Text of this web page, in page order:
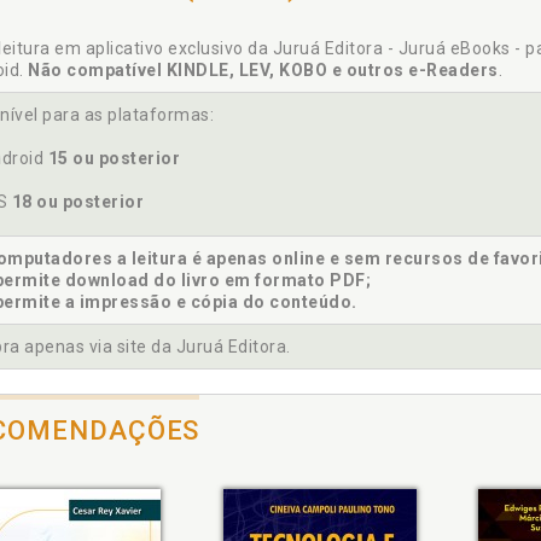
do social ., p. 27
Esfera privada como propriedade de u m lugar no
Sujeito da psicanálise, p. 31
de solidariedade do sujeito do inconscien te e o sujeito da
do agente. Esfera pública e a revelação do agente na
Relação de solidariedade do sujeit o do
da psicanálise, p. 31
em aplicativo exclusivo da Juruá Editora - Juruá eBooks -
Não compatível KINDLE, LEV, KOBO e outros e-Readers.
para as plataformas:
15 ou posterior
18 ou posterior
a leitura é apenas online e sem recursos de
download do livro em formato PDF;
a impressão e cópia do conteúdo.
apenas via site da Juruá Editora.